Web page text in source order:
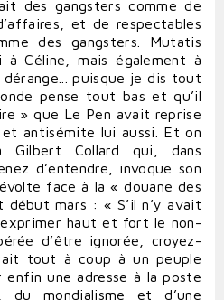
des gangsters comme de
et de respectables
des gangsters. Mutatis
Céline, mais également à
puisque je dis tout
pense tout bas et qu’il
» que Le Pen avait reprise
antisémite lui aussi. Et on
Gilbert Collard qui, dans
d’entendre, invoque son
face à la « douane des
mars : « S’il n’y avait
haut et fort le non-
d’être ignorée, croyez-
tout à coup à un peuple
une adresse à la poste
du mondialisme et d’une